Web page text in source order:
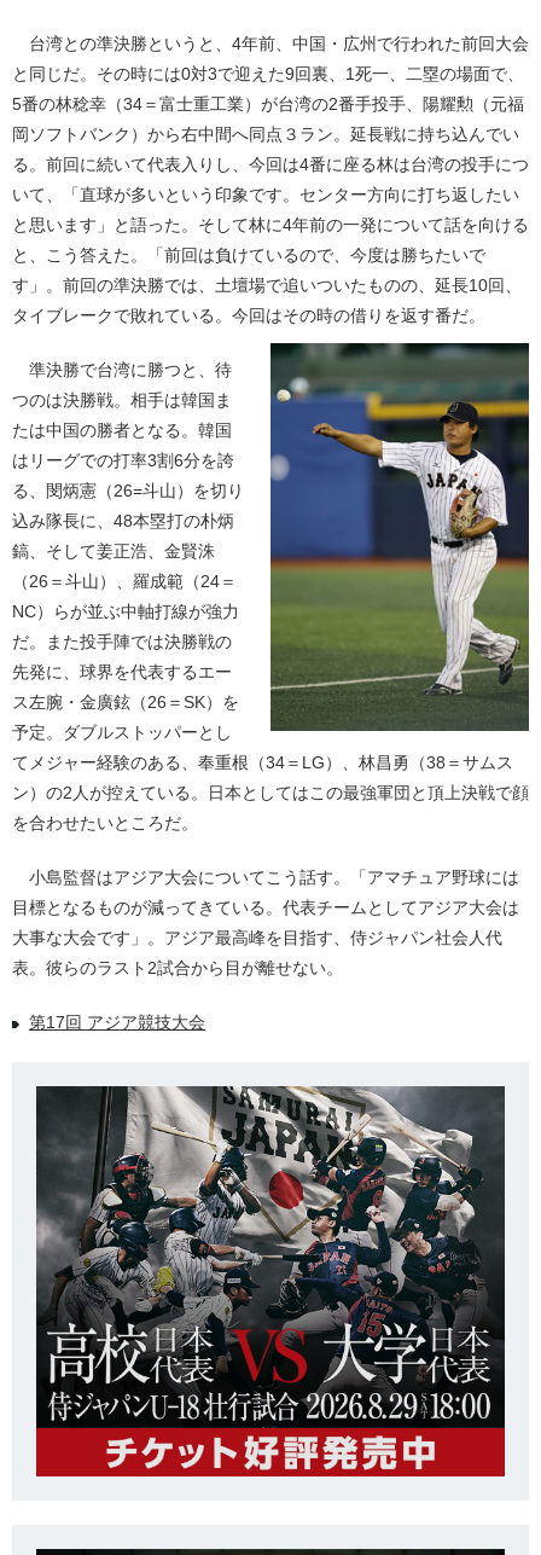
台湾との準決勝というと、4年前、中国・広州で行われた前回大会
と同じだ。その時には0対3で迎えた9回裏、1死一、二塁の場面で、
5番の林稔幸（34＝富士重工業）が台湾の2番手投手、陽耀勲（元福
岡ソフトバンク）から右中間へ同点３ラン。延長戦に持ち込んでい
る。前回に続いて代表入りし、今回は4番に座る林は台湾の投手につ
いて、「直球が多いという印象です。センター方向に打ち返したい
と思います」と語った。そして林に4年前の一発について話を向ける
と、こう答えた。「前回は負けているので、今度は勝ちたいで
す」。前回の準決勝では、土壇場で追いついたものの、延長10回、
タイブレークで敗れている。今回はその時の借りを返す番だ。
準決勝で台湾に勝つと、待
つのは決勝戦。相手は韓国ま
たは中国の勝者となる。韓国
はリーグでの打率3割6分を誇
る、閔炳憲（26=斗山）を切り
込み隊長に、48本塁打の朴炳
鎬、そして姜正浩、金賢洙
（26＝斗山）、羅成範（24＝
NC）らが並ぶ中軸打線が強力
だ。また投手陣では決勝戦の
先発に、球界を代表するエー
ス左腕・金廣鉉（26＝SK）を
予定。ダブルストッパーとし
てメジャー経験のある、奉重根（34＝LG）、林昌勇（38＝サムス
ン）の2人が控えている。日本としてはこの最強軍団と頂上決戦で顔
を合わせたいところだ。
小島監督はアジア大会についてこう話す。「アマチュア野球には
目標となるものが減ってきている。代表チームとしてアジア大会は
大事な大会です」。アジア最高峰を目指す、侍ジャパン社会人代
表。彼らのラスト2試合から目が離せない。
第17回 アジア競技大会